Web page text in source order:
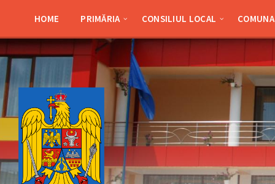
sidebar
sidebar
HOME PRIMĂRIA CONSILIUL LOCAL